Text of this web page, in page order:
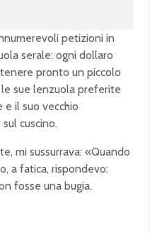
petizioni in
serale: ogni dollaro
pronto un piccolo
sue lenzuola preferite
e il suo vecchio
cuscino.
mi sussurrava: «Quando
a fatica, rispondevo:
fosse una bugia.